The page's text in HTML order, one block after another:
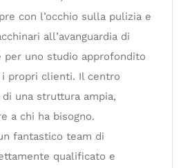
con l’occhio sulla pulizia e
all’avanguardia di
per uno studio approfondito
propri clienti. Il centro
una struttura ampia,
a chi ha bisogno.
fantastico team di
qualificato e